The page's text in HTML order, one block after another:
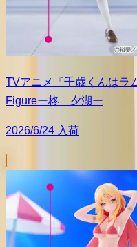
TVアニメ『千歳くんは
Figureー柊 夕湖ー
2026/6/24 入荷